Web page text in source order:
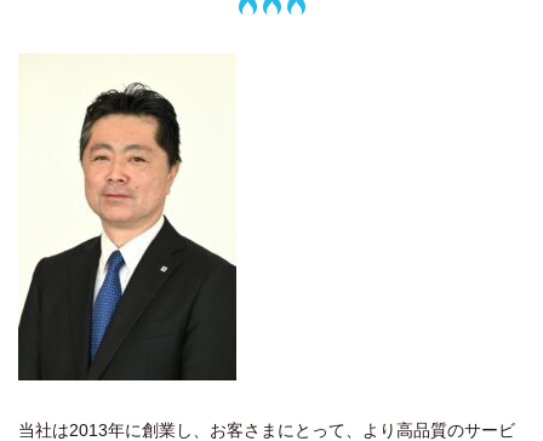
当社は2013年に創業し、お客さまにとって、より高品質のサービ